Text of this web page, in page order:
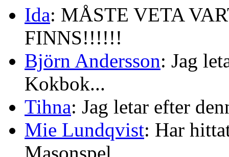
Ida: MÅSTE VETA
FINNS!!!!!!
Björn Andersson: Jag
Kokbok...
Tihna: Jag letar efter
Mie Lundqvist: Har